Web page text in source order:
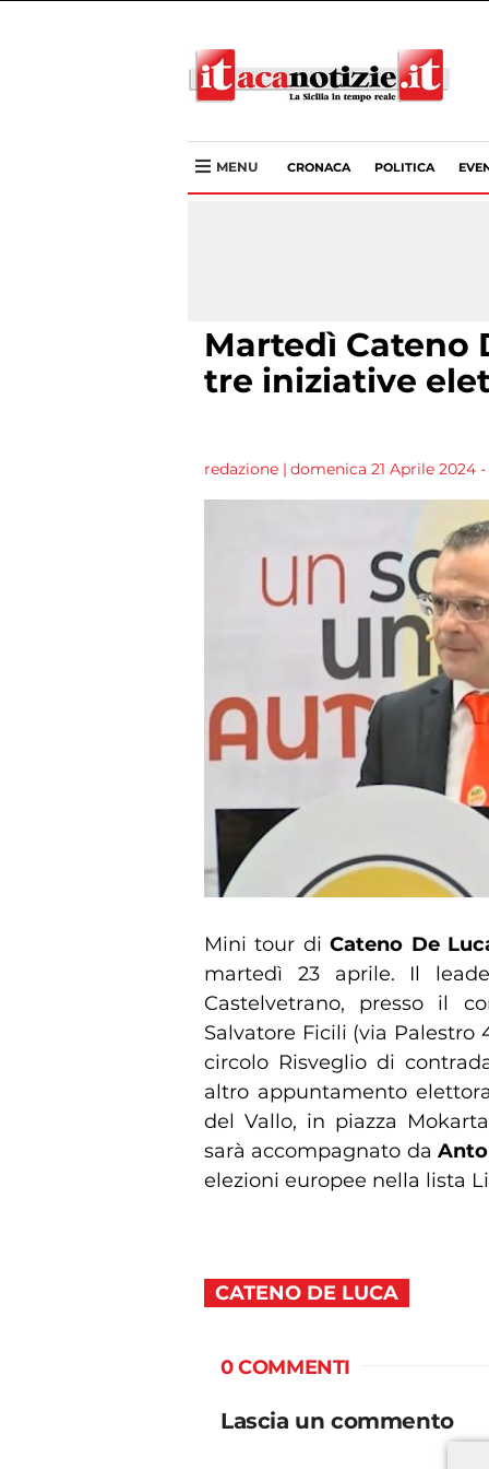
MENU CRONACA POLITICA
Martedì Cateno
tre iniziative
redazione | domenica 21 Aprile 2024 -
Mini tour di Cateno De
martedì 23 aprile. Il
Castelvetrano, presso il
Salvatore Ficili (via Palestro
circolo Risveglio di
altro appuntamento
del Vallo, in piazza
sarà accompagnato da
elezioni europee nella lista
CATENO DE LUCA
0 COMMENTI
Lascia un commento